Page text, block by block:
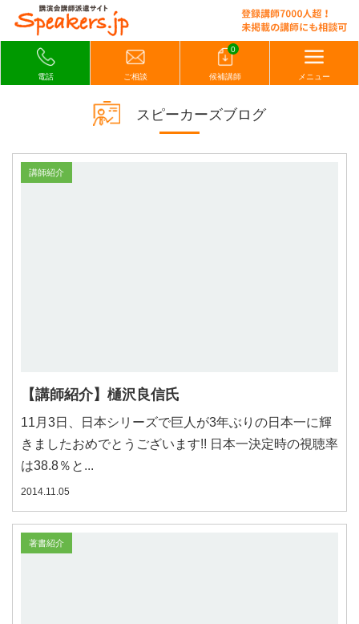
電話 ご相談
0
候補講師 メニュー
スピーカーズブログ
講師紹介
【講師紹介】樋沢良信氏
11月3日、日本シリーズで巨人が3年ぶりの日本一に輝
きましたおめでとうございます!! 日本一決定時の視聴率
は38.8％と...
2014.11.05
著書紹介